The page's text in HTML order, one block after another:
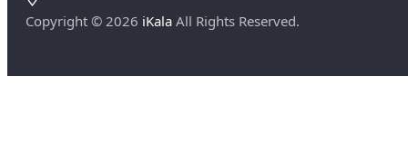
Copyright © 2026 iKala All Rights Reserved.